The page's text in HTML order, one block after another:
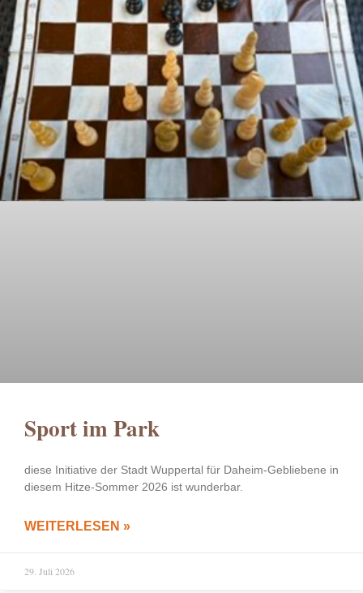
Sport im Park
diese Initiative der Stadt Wuppertal für Daheim-Gebliebene in
diesem Hitze-Sommer 2026 ist wunderbar.
WEITERLESEN »
29. Juli 2026